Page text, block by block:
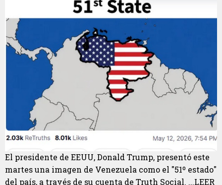
El presidente de EEUU, Donald Trump, presentó este
martes una imagen de Venezuela como el "51º estado"
del país, a través de su cuenta de Truth Social. ...LEER